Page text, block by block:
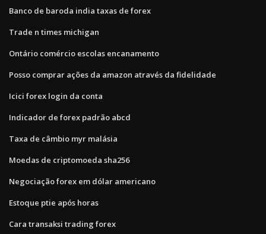
Banco de baroda india taxas de forex
Trade n times michigan
Ontário comércio escolas encanamento
Posso comprar ações da amazon através da fidelidade
Icici forex login da conta
Indicador de forex padrão abcd
Taxa de câmbio myr malásia
Moedas de criptomoeda sha256
Negociação forex em dólar americano
Estoque ptie após horas
Cara transaksi trading forex